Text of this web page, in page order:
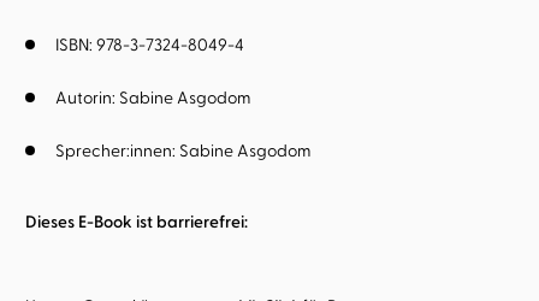
ISBN: 978-3-7324-8049-4
Autorin: Sabine Asgodom
Sprecher:innen: Sabine Asgodom
Dieses E-Book ist barrierefrei: